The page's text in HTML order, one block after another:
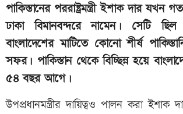
পাকিস্তানের পররাষ্ট্রমন্ত্রী ইশাক দার
ঢাকা বিমানবন্দরে নামেন। সেটি
বাংলাদেশের মাটিতে কোনো শীর্ষ
সফর। পাকিস্তান থেকে বিচ্ছিন্ন হয়ে
৫৪ বছর আগে।
উপপ্রধানমন্ত্রীর দায়িত্বও পালন করা ইশাক